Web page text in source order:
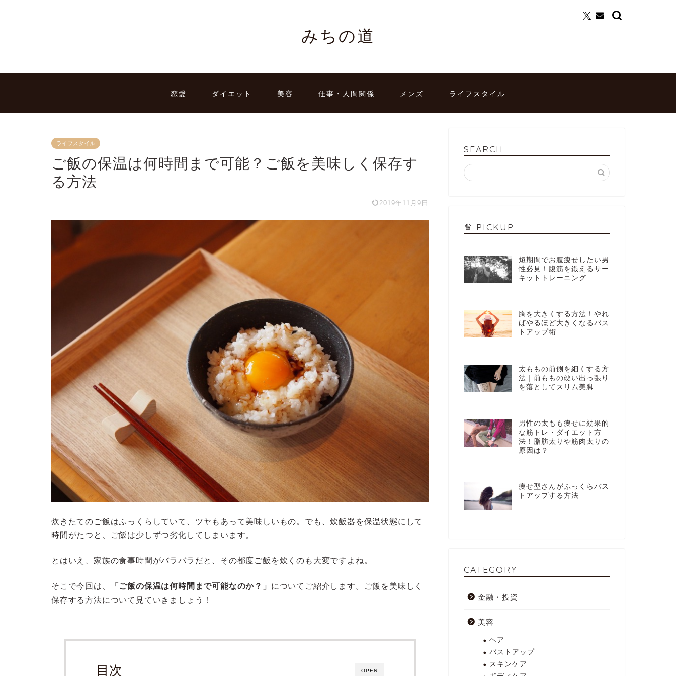
みちの道
恋愛 ダイエット 美容 仕事・人間関係 メンズ ライフスタイル
ライフスタイル
ご飯の保温は何時間まで可能？ご飯を美味しく保存す
る方法
2019年11月9日
炊きたてのご飯はふっくらしていて、ツヤもあって美味しいもの。でも、炊飯器を保温状態にして
時間がたつと、ご飯は少しずつ劣化してしまいます。
とはいえ、家族の食事時間がバラバラだと、その都度ご飯を炊くのも大変ですよね。
そこで今回は、 「ご飯の保温は何時間まで可能なのか？」 についてご紹介します。ご飯を美味しく
保存する方法について見ていきましょう！
OPEN
目次
SEARCH
♛ PICKUP
短期間でお腹痩せしたい男
性必見！腹筋を鍛えるサー
キットトレーニング
胸を大きくする方法！やれ
ばやるほど大きくなるバス
トアップ術
太ももの前側を細くする方
法｜前ももの硬い出っ張り
を落としてスリム美脚
男性の太もも痩せに効果的
な筋トレ・ダイエット方
法！脂肪太りや筋肉太りの
原因は？
痩せ型さんがふっくらバス
トアップする方法
CATEGORY
金融・投資
美容
ヘア
バストアップ
スキンケア